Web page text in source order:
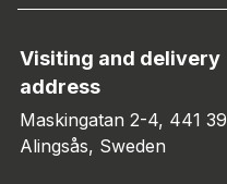
Visiting and delivery
address
Maskingatan 2-4, 441 39
Alingsås, Sweden